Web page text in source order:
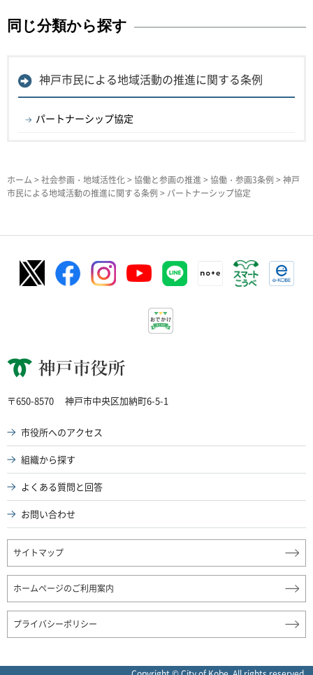
同じ分類から探す
神戸市民による地域活動の推進に関する条例
パートナーシップ協定
ホーム > 社会参画・地域活性化> 協働と参画の推進 > 協働・参画3条例 > 神戸
市民による地域活動の推進に関する条例 > パートナーシップ協定
神戸市役所
〒650-8570 神戸市中央区加納町6-5-1
市役所へのアクセス
組織から探す
よくある質問と回答
お問い合わせ
サイトマップ
ホームページのご利用案内
プライバシーポリシー